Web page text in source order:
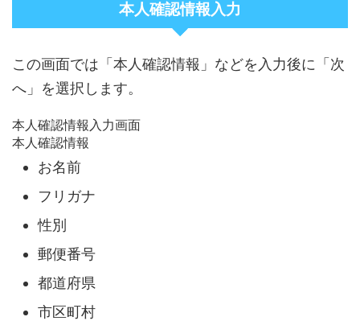
本人確認情報入力
この画面では「本人確認情報」などを入力後に「次
へ」を選択します。
本人確認情報入力画面
本人確認情報
お名前
フリガナ
性別
郵便番号
都道府県
市区町村